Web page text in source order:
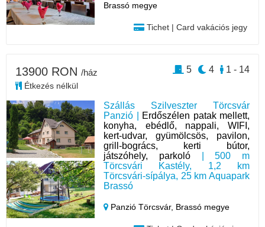
Brassó megye
Tichet | Card vakációs jegy
Szállás Szilveszter Törcsvár
Panzió |
Erdőszélen patak mellett,
konyha, ebédlő, nappali, WIFI,
kert-udvar, gyümölcsös, pavilon,
grill-bogrács, kerti bútor,
játszóhely, parkoló| 500 m
Törcsvári Kastély, 1,2 km
Törcsvári-sípálya, 25 km Aquapark
Brassó
Panzió Törcsvár, Brassó megye
13900 RON /ház
Étkezés nélkül
1 - 14
4
5